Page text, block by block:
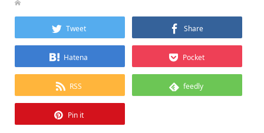
Tweet Share
Hatena Pocket
RSS feedly
Pin it